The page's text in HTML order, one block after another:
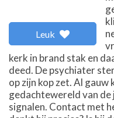
Leuk
kerk in brand stak en
deed. De psychiater
op zijn kop zet. Al
gedachtewereld van
signalen. Contact met